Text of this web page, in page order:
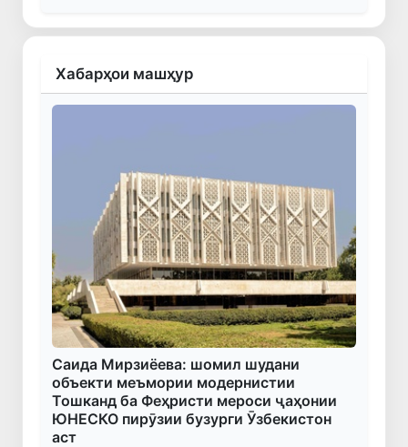
Хабарҳои машҳур
Саида Мирзиёева: шомил шудани
объекти меъмории модернистии
Тошканд ба Феҳристи мероси ҷаҳонии
ЮНЕСКО пирӯзии бузурги Ӯзбекистон
аст